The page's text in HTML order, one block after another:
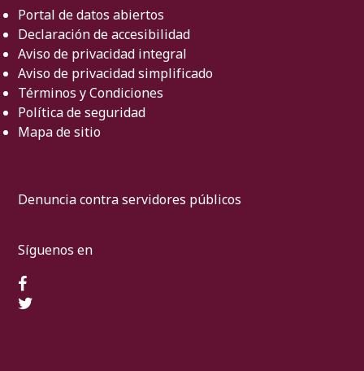
Portal de datos abiertos
Declaración de accesibilidad
Aviso de privacidad integral
Aviso de privacidad simplificado
Términos y Condiciones
Política de seguridad
Mapa de sitio
Denuncia contra servidores públicos
Síguenos en